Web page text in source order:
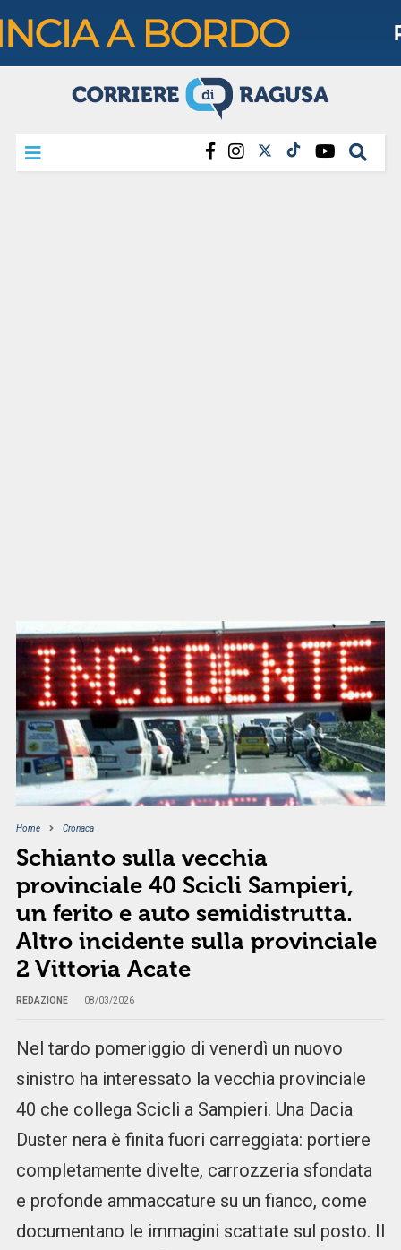
Home Cronaca
Schianto sulla vecchia
provinciale 40 Scicli Sampieri,
un ferito e auto semidistrutta.
Altro incidente sulla provinciale
2 Vittoria Acate
REDAZIONE 08/03/2026
Nel tardo pomeriggio di venerdì un nuovo
sinistro ha interessato la vecchia provinciale
40 che collega Scicli a Sampieri. Una Dacia
Duster nera è finita fuori carreggiata: portiere
completamente divelte, carrozzeria sfondatа
e profonde ammaccature su un fianco, come
documentano le immagini scattate sul posto. Il